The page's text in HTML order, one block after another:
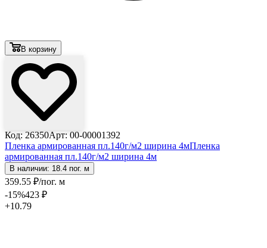
В корзину
Код: 26350Арт: 00-00001392
Пленка армированная пл.140г/м2 ширина 4мПленка
армированная пл.140г/м2 ширина 4м
В наличии: 18.4 пог. м
359.55 ₽/пог. м
-15%423 ₽
+10.79